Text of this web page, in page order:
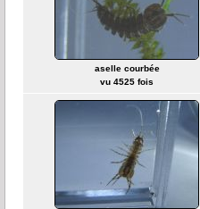
aselle courbée
vu 4525 fois